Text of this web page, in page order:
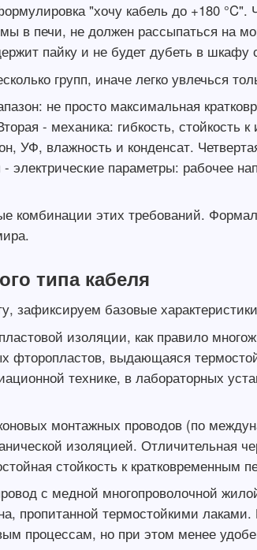
"хочу кабель до +180
в печи, не должен рассыпаться на
пайку и не будет дубеть в шкафу
групп, иначе легко увлечься
не просто максимальная
- механика: гибкость,
УФ, влажность и конденсат.
- электрические параметры: рабочее
комбинации этих требований.
типа кабеля
зафиксируем базовые
изоляции, как правило
выдающаяся
технике, в лабораторных
монтажных проводов (по
изоляцией. Отличительная
стойкость к кратковременным
с медной многопроволочной
пропитанной термостойкими
процессам, но при этом менее